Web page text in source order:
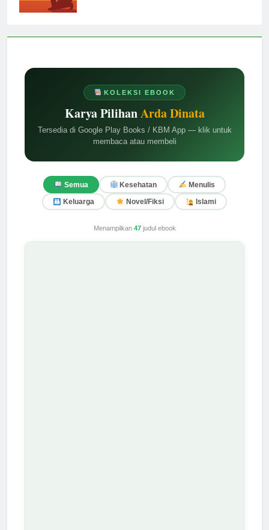
KOLEKSI EBOOK
Karya PilihanArda Dinata
Tersedia di Google Play Books / KBM App — klik untuk
membaca atau membeli
Semua Kesehatan Menulis
Keluarga Novel/Fiksi Islami
Menampilkan 47judul ebook